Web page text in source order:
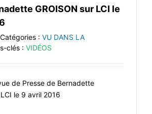
GROISON sur LCI le
Catégories : VU DANS LA
clés : VIDÉOS
de Presse de Bernadette
le 9 avril 2016